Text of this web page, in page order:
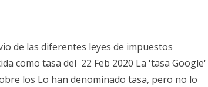
de las diferentes leyes de impuestos
como tasa del 22 Feb 2020 La 'tasa Google'
los Lo han denominado tasa, pero no lo